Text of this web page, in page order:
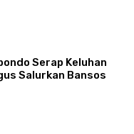
Serap Keluhan
Salurkan Bansos